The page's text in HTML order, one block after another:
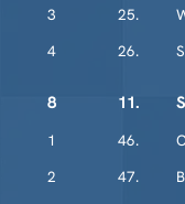
3
25.
4
26.
8 11.
1 46.
2
47.